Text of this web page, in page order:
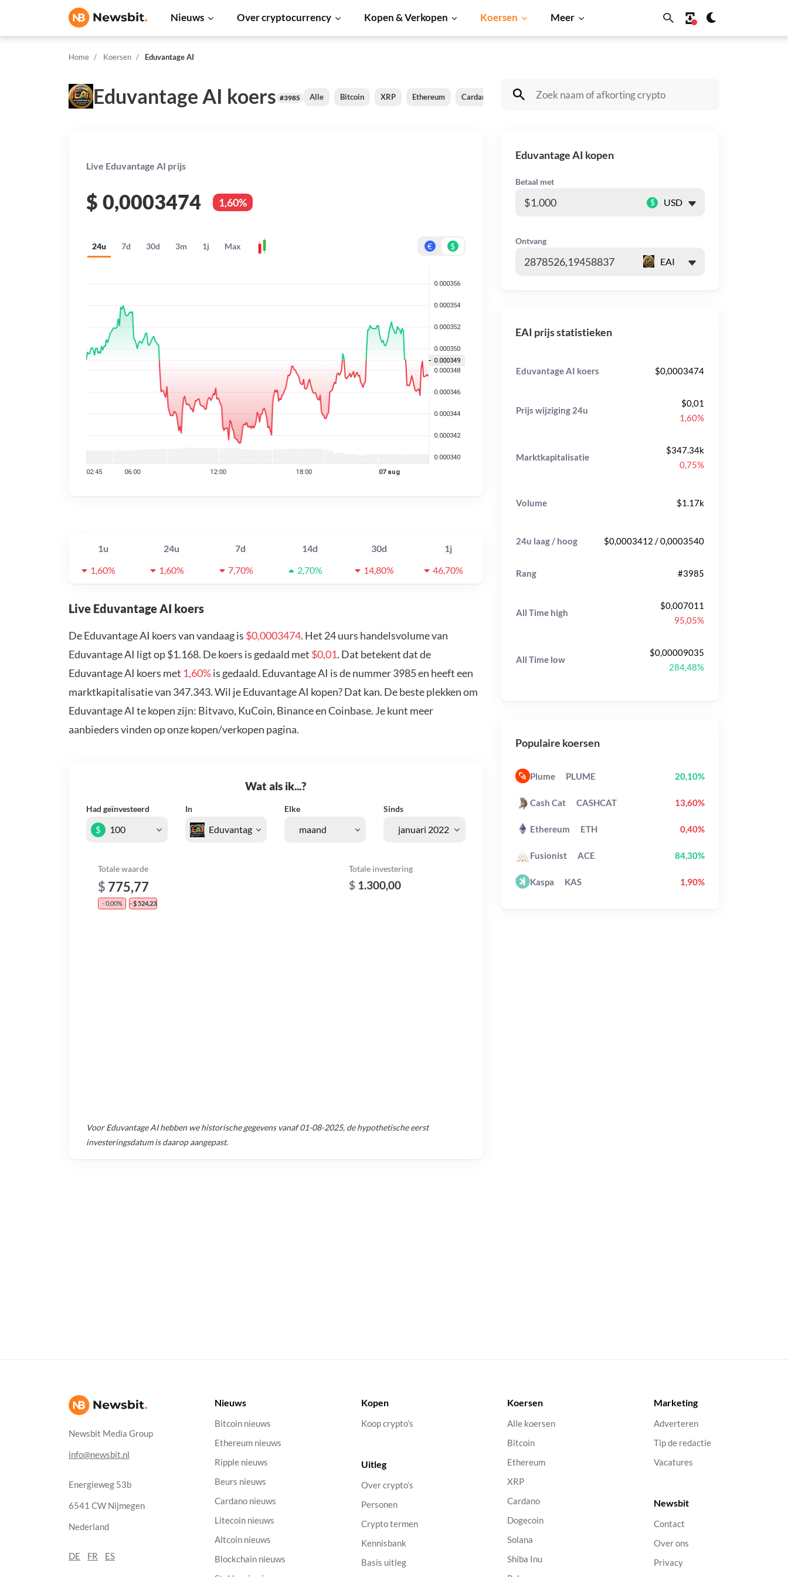
Nieuws Over cryptocurrency Kopen & Verkopen Koersen Meer
Home Koersen Eduvantage AI
Eduvantage AI koers #3985 Alle Bitcoin XRP Ethereum Cardano Shiba Inu Dogecoin Solana BNB
Live Eduvantage AI prijs
$ 0,0003474 1,60%
24u 7d 30d 3m 1j Max € $
1u 24u 7d 14d 30d
1j
1,60%
1,60% 7,70% 2,70% 14,80% 46,70%
Live Eduvantage AI koers
De Eduvantage AI koers van vandaag is $0,0003474. Het 24 uurs handelsvolume van
Eduvantage AI ligt op $1.168. De koers is gedaald met $0,01. Dat betekent dat de
Eduvantage AI koers met 1,60%is gedaald. Eduvantage AI is de nummer 3985 en heeft een
marktkapitalisatie van 347.343. Wil je Eduvantage AI kopen? Dat kan. De beste plekken om
Eduvantage AI te kopen zijn: Bitvavo, KuCoin, Binance en Coinbase. Je kunt meer
aanbieders vinden op onze kopen/verkopen pagina.
Wat als ik...?
Had geïnvesteerd In Elke Sinds
$
Totale waarde
$ 775,77
- 0,00% - $ 524,23
Totale investering
$ 1.300,00
VoorEduvantage AIhebben we historische gegevens vanaf01-08-2025, de hypothetische eerst
investeringsdatum is daarop aangepast.
Eduvantage AI kopen
Betaal met
$
Ontvang
EAI prijs statistieken
Eduvantage AI koers $0,0003474
Prijs wijziging 24u
$0,01
1,60%
Marktkapitalisatie
$347.34k
0,75%
Volume $1.17k
24u laag / hoog $0,0003412 / 0,0003540
Rang #3985
All Time high
$0,007011
95,05%
All Time low
$0,00009035
284,48%
Populaire koersen
Plume PLUME 20,10%
Cash Cat CASHCAT 13,60%
Ethereum ETH 0,40%
Fusionist ACE 84,30%
Kaspa KAS 1,90%
Newsbit Media Group
info@newsbit.nl
Energieweg 53b
6541 CW Nijmegen
Nederland
DE FR ES
Nieuws
Bitcoin nieuws
Ethereum nieuws
Ripple nieuws
Beurs nieuws
Cardano nieuws
Litecoin nieuws
Altcoin nieuws
Blockchain nieuws
Kopen
Koop crypto’s
Uitleg
Over crypto’s
Personen
Crypto termen
Kennisbank
Basis uitleg
Koersen
Alle koersen
Bitcoin
Ethereum
XRP
Cardano
Dogecoin
Solana
Shiba Inu
Marketing
Adverteren
Tip de redactie
Vacatures
Newsbit
Contact
Over ons
Privacy